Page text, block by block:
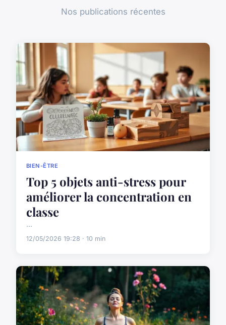
Nos publications récentes
BIEN-ÊTRE
Top 5 objets anti-stress pour
améliorer la concentration en
classe
...
12/05/2026 19:28 · 10 min